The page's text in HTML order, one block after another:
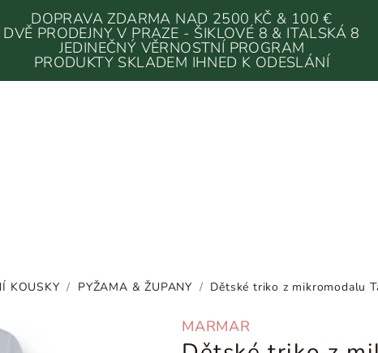
DOPRAVA ZDARMA NAD 2500 KČ & 100 €
DVĚ PRODEJNY V PRAZE - ŠIKLOVÉ 8 & ITALSKÁ 8
JEDINEČNÝ VĚRNOSTNÍ PROGRAM
PRODUKTY SKLADEM IHNED K ODESLÁNÍ
KOUSKY / PYŽAMA & ŽUPANY / Dětské triko z mikromodalu
MARMAR